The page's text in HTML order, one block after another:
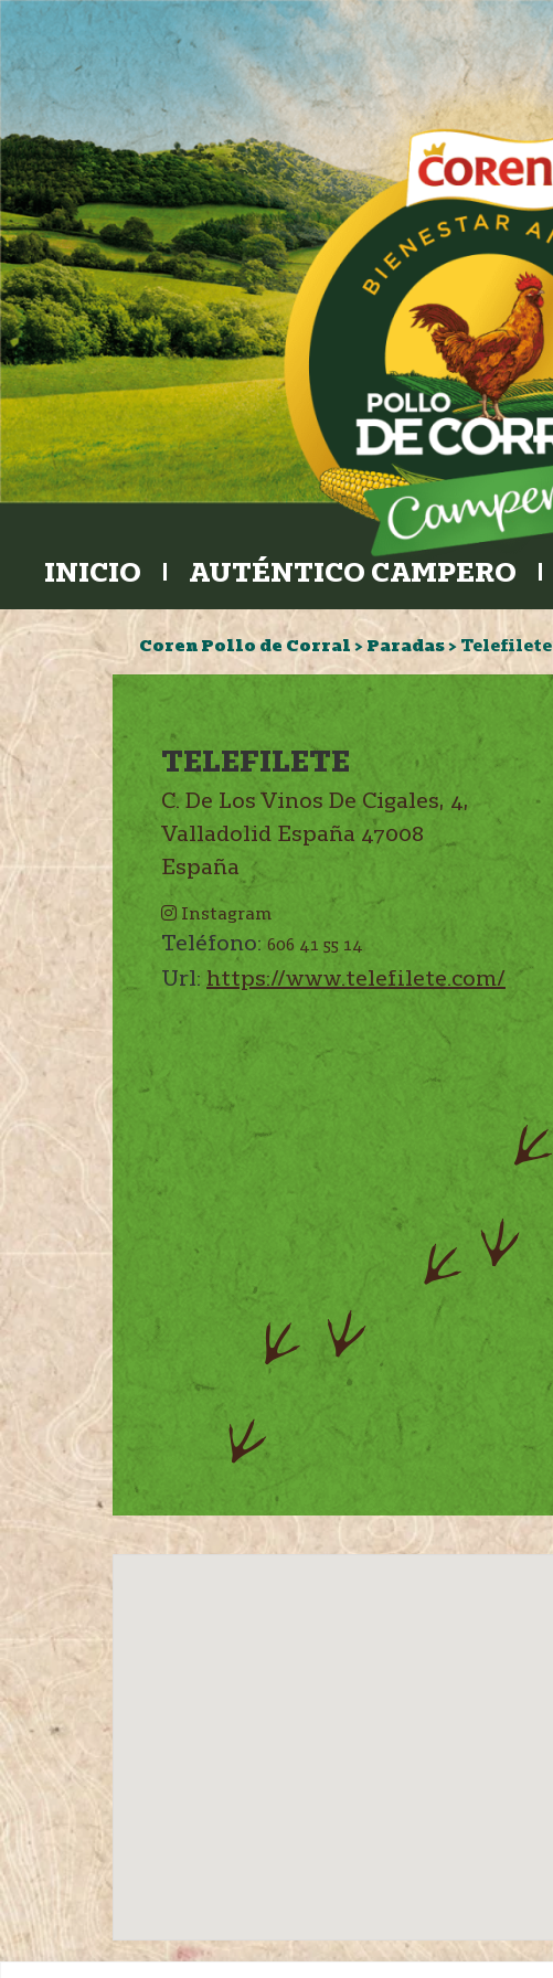
INICIO AUTÉNTICO CAMPERO
Coren Pollo de Corral >Paradas> Telefilete
TELEFILETE
C. De Los Vinos De Cigales, 4,
Valladolid España 47008
España
Instagram
Teléfono: 606 41 55 14
Url: https://www.telefilete.com/